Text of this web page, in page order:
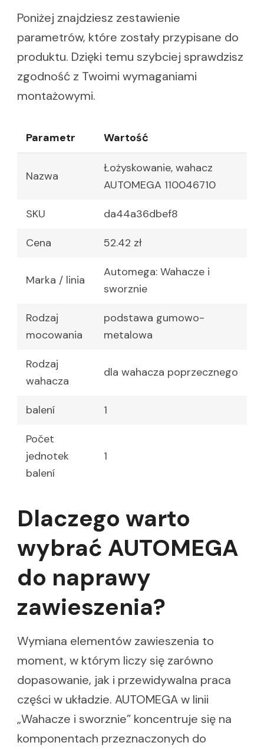
Poniżej znajdziesz zestawienie
parametrów, które zostały przypisane do
produktu. Dzięki temu szybciej sprawdzisz
zgodność z Twoimi wymaganiami
montażowymi.
Parametr Wartość
Nazwa
Łożyskowanie, wahacz
AUTOMEGA 110046710
SKU da44a36dbef8
Cena 52.42 zł
Marka / linia
Automega: Wahacze i
sworznie
Rodzaj
mocowania
podstawa gumowo-
metalowa
Rodzaj
wahacza
dla wahacza poprzecznego
balení 1
Počet
jednotek
balení
1
Dlaczego warto
wybrać AUTOMEGA
do naprawy
zawieszenia?
Wymiana elementów zawieszenia to
moment, w którym liczy się zarówno
dopasowanie, jak i przewidywalna praca
części w układzie. AUTOMEGA w linii
„Wahacze i sworznie” koncentruje się na
komponentach przeznaczonych do